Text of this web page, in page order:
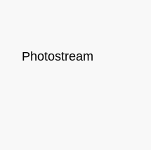
Photostream